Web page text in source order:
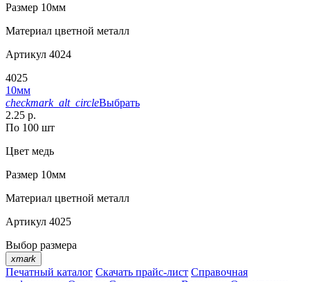
Размер 10мм
Материал цветной металл
Артикул 4024
4025
10мм
checkmark_alt_circleВыбрать
2.25 р.
По 100 шт
Цвет медь
Размер 10мм
Материал цветной металл
Артикул 4025
Выбор размера
xmark
Печатный каталог Скачать прайс-лист Справочная